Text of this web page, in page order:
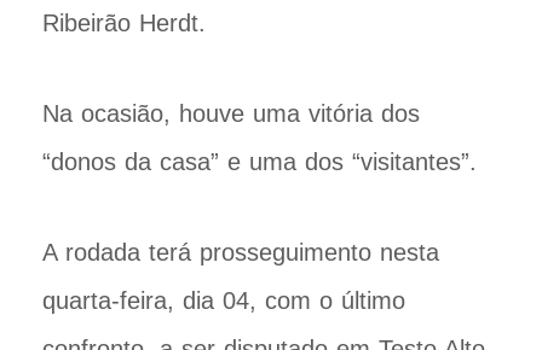
Ribeirão Herdt.
Na ocasião, houve uma vitória dos
“donos da casa” e uma dos “visitantes”.
A rodada terá prosseguimento nesta
quarta-feira, dia 04, com o último